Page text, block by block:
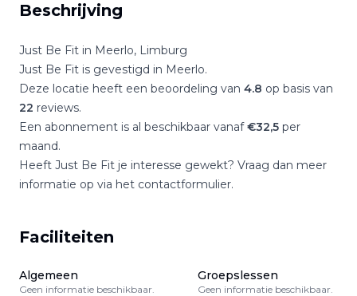
Beschrijving
Just Be Fit in Meerlo, Limburg
Just Be Fit is gevestigd in Meerlo.
Deze locatie heeft een beoordeling van 4.8 op basis van
22 reviews.
Een abonnement is al beschikbaar vanaf€32,5 per
maand.
Heeft Just Be Fit je interesse gewekt? Vraag dan meer
informatie op via het contactformulier.
Faciliteiten
Algemeen
Geen informatie beschikbaar.
Groepslessen
Geen informatie beschikbaar.